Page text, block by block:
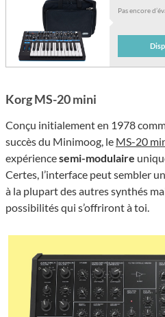
Pas encore
Korg MS-20 mini
Conçu initialement en 1978
succès du Minimoog, le MS-20
expériencesemi-modulaire
Certes, l’interface peut sembler
à la plupart des autres synthés
possibilités qui s’offriront à toi.